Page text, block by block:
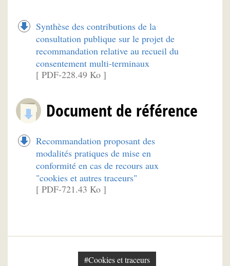
Synthèse des contributions de la
consultation publique sur le projet de
recommandation relative au recueil du
consentement multi-terminaux
[ PDF-228.49 Ko ]
Document de référence
Recommandation proposant des
modalités pratiques de mise en
conformité en cas de recours aux
"cookies et autres traceurs"
[ PDF-721.43 Ko ]
#Cookies et traceurs